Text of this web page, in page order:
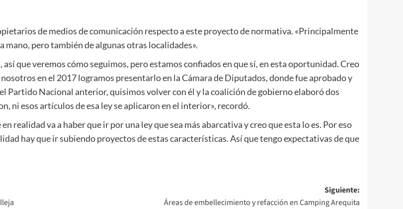
de medios de comunicación respecto a este proyecto de normativa. «Principalmente
pero también de algunas otras localidades».
que veremos cómo seguimos, pero estamos confiados en que sí, en esta oportunidad. Creo
en el 2017 logramos presentarlo en la Cámara de Diputados, donde fue aprobado y
Partido Nacional anterior, quisimos volver con él y la coalición de gobierno elaboró dos
ni esos artículos de esa ley se aplicaron en el interior», recordó.
realidad va a haber que ir por una ley que sea más abarcativa y creo que esta lo es. Por eso
hay que ir subiendo proyectos de estas características. Así que tengo expectativas de que
Siguiente:
Áreas de embellecimiento y refacción en Camping Arequita